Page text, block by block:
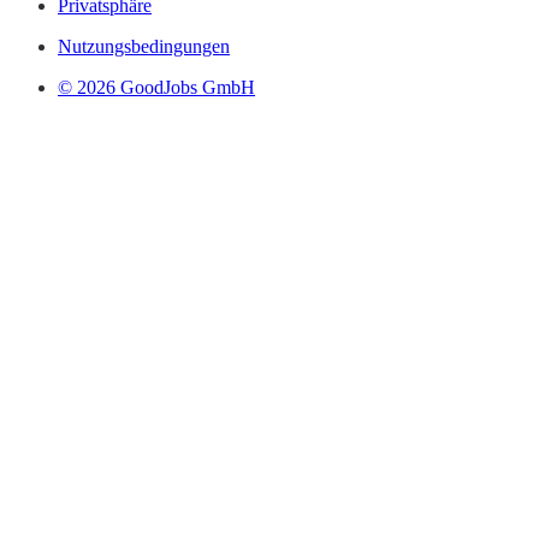
Privatsphäre
Nutzungsbedingungen
© 2026 GoodJobs GmbH